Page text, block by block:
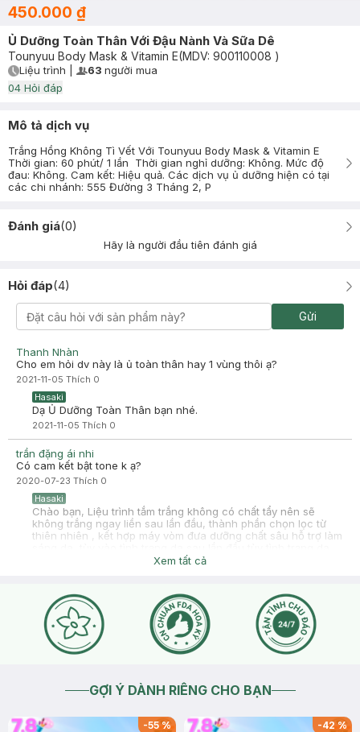
450.000 ₫
Ủ Dưỡng Toàn Thân Với Đậu Nành Và Sữa Dê
Tounyuu Body Mask & Vitamin E(MDV: 900110008 )
Timer Gray Icon
Liệu trình User Product Icon
63 người mua
04 Hỏi đáp
Mô tả dịch vụ
Trắng Hồng Không Tì Vết Với Tounyuu Body Mask & Vitamin E
Thời gian: 60 phút/ 1 lần Thời gian nghỉ dưỡng: Không. Mức độ
đau: Không. Cam kết: Hiệu quả. Các dịch vụ ủ dưỡng hiện có tại
các chi nhánh: 555 Đường 3 Tháng 2, P
Đánh giá(0)
Hãy là người đầu tiên đánh giá
Hỏi đáp(4)
Gửi
Thanh Nhàn
Cho em hỏi dv này là ủ toàn thân hay 1 vùng thôi ạ?
2021-11-05 Thích 0
Hasaki
Dạ Ủ Dưỡng Toàn Thân bạn nhé.
2021-11-05 Thích 0
trần đặng ái nhi
Có cam kết bật tone k ạ?
2020-07-23 Thích 0
Hasaki
Chào bạn, Liệu trình tắm trắng không có chất tẩy nên sẽ
không trắng ngay liền sau lần đầu, thành phần chọn lọc từ
thiên nhiên , kết hợp máy vòm đưa dưỡng chất sâu hỗ trợ làm
sẽ sáng tầm 1 tone bạn nhaXem tất cả
GỢI Ý DÀNH RIÊNG CHO BẠN
-55% -42%